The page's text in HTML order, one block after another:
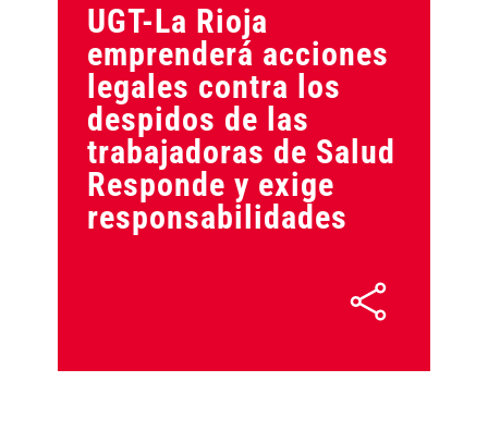
UGT-La Rioja
emprenderá acciones
legales contra los
despidos de las
trabajadoras de Salud
Responde y exige
responsabilidades